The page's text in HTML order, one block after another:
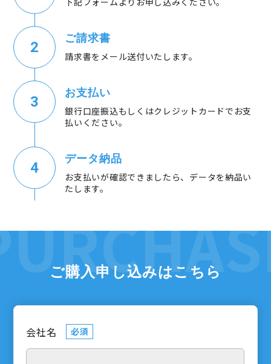
ご請求書
請求書をメール送付いたします。
お支払い
銀行口座振込もしくはクレジットカードでお支
払いください。
データ納品
お支払いが確認できましたら、データを納品い
たします。
ご購入申し込みはこちら
会社名 必須